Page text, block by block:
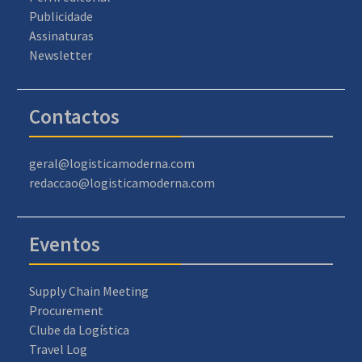
Publicidade
Assinaturas
Newsletter
Contactos
geral@logisticamoderna.com
redaccao@logisticamoderna.com
Eventos
Supply Chain Meeting
Procurement
Clube da Logística
Travel Log